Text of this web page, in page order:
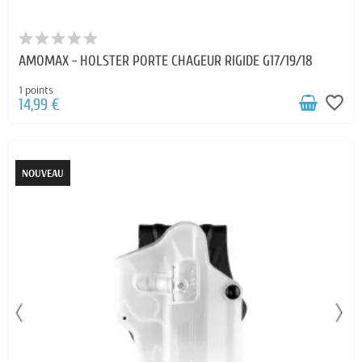
AMOMAX - HOLSTER PORTE CHAGEUR RIGIDE G17/19/18
1 points
14,99 € favorite_border
NOUVEAU